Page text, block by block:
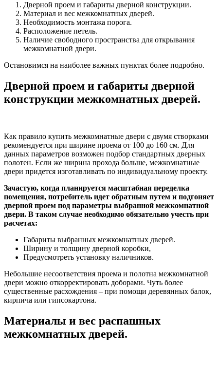
Дверной проем и габариты дверной конструкции.
Материал и вес межкомнатных дверей.
Необходимость монтажа порога.
Расположение петель.
Наличие свободного пространства для открывания
межкомнатной двери.
Остановимся на наиболее важных пунктах более подробно.
Дверной проем и габариты дверной
конструкции межкомнатных дверей.
Как правило купить межкомнатные двери с двумя створками
рекомендуется при ширине проема от 100 до 160 см. Для
данных параметров возможен подбор стандартных дверных
полотен. Если же ширина прохода больше, межкомнатные
двери придется изготавливать по индивидуальному проекту.
Зачастую, когда планируется масштабная переделка
помещения, потребитель идет обратным путем и подгоняет
дверной проем под параметры выбранной межкомнатной
двери. В таком случае необходимо обязательно учесть при
расчетах:
Габариты выбранных межкомнатных дверей.
Ширину и толщину дверной коробки,
Предусмотреть установку наличников.
Небольшие несоответствия проема и полотна межкомнатной
двери можно откорректировать доборами. Чуть более
существенные расхождения – при помощи деревянных балок,
кирпича или гипсокартона.
Материалы и вес распашных
межкомнатных дверей.